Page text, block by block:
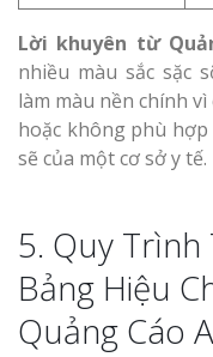
Lời khuyên từ
nhiều màu sắc sặc
làm màu nền chính
hoặc không phù
sẽ của một cơ sở y tế.
5. Quy Trình
Bảng Hiệu
Quảng Cáo